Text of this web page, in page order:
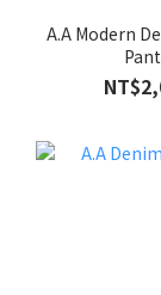
A.A Modern